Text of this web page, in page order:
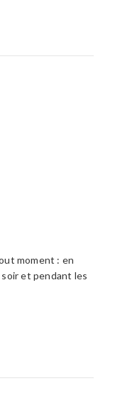
moment : en
et pendant les